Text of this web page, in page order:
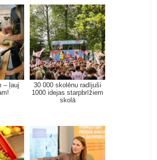
– ļauj
30 000 skolēnu radījuši
1000 idejas starpbrīžiem
skolā